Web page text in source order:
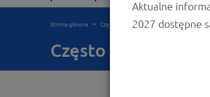
Strona główna Często zadawane pytania FEW
Często zadawane
Aktualne
2027 dostępne